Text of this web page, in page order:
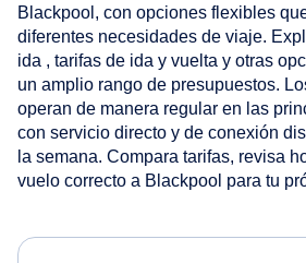
Blackpool, con opciones flexibles
diferentes necesidades de viaje.
ida , tarifas de ida y vuelta y otras
un amplio rango de presupuestos.
operan de manera regular en las
con servicio directo y de conexión
la semana. Compara tarifas, revisa
vuelo correcto a Blackpool para tu